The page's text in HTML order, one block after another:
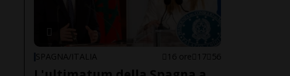
SPAGNA/ITALIA 16 ore 17 56